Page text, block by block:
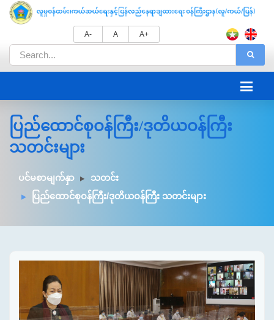
A- A A+
ပြည်ထောင်စုဝန်ကြီး/ဒုတိယဝန်ကြီး
သတင်းများ
ပင်မစာမျက်နှာ
သတင်း
ပြည်ထောင်စုဝန်ကြီး/ဒုတိယဝန်ကြီး သတင်းများ